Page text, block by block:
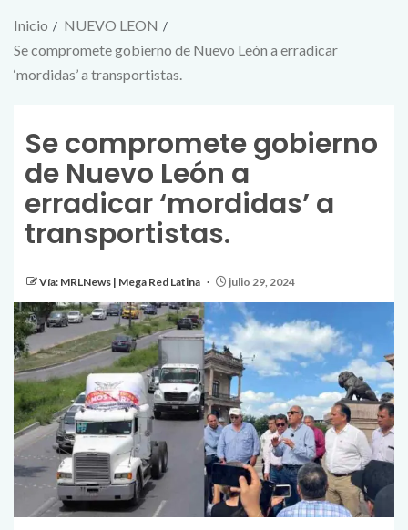
Inicio
NUEVO LEON
Se compromete gobierno de Nuevo León a erradicar
‘mordidas’ a transportistas.
Se compromete gobierno
de Nuevo León a
erradicar ‘mordidas’ a
transportistas.
Vía: MRLNews | Mega Red Latina julio 29, 2024